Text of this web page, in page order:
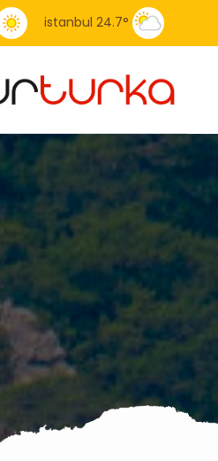
istanbul 24.7°